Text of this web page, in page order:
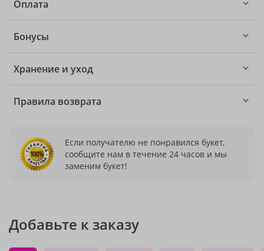
Оплата
Бонусы
Хранение и уход
Правила возврата
Если получателю не понравился букет,
сообщите нам в течение 24 часов и мы
заменим букет!
Добавьте к заказу